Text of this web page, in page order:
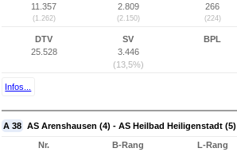
11.357
(1.262)
2.809
(2.150)
266
(224)
DTV
25.528
SV
3.446
(13,5%)
BPL
Infos...
A 38 AS Arenshausen (4) - AS Heilbad Heiligenstadt (5)
Nr.
B-Rang
L-Rang